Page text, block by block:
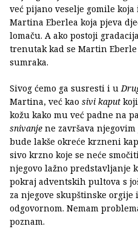
već pijano veselje gomile
Martina Eberlea koja pjeva
lomaču. A ako postoji
trenutak kad se Martin
sumraka.
Sivog ćemo ga susresti i u
Martina, već kao sivi kaput
kožu kako mu već padne na
snivanje ne završava njegovim
bude lakše okreće krzneni
sivo krzno koje se neće
njegovo lažno predstavljanje
pokraj adventskih pultova s
za njegove skupštinske orgije
odgovornom. Nemam
poznam.